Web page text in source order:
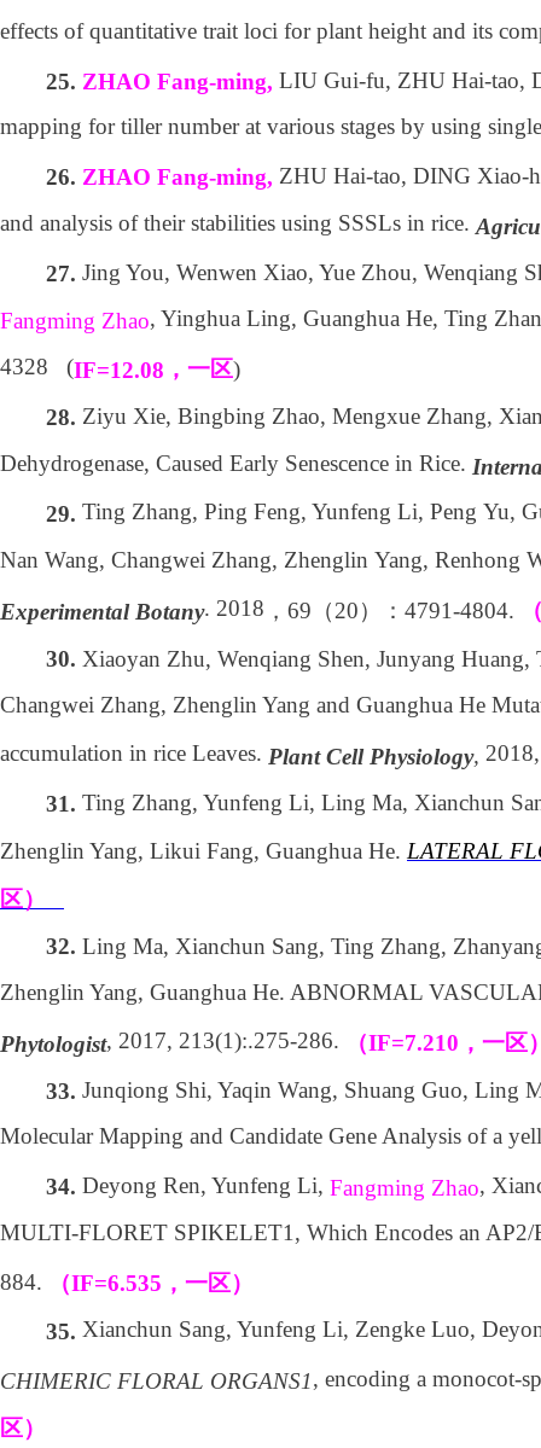
effects of quantitative trait loci for plant height and its
25. ZHAO Fang-ming, LIU Gui-fu, ZHU Hai-tao,
mapping for tiller number at various stages by using
26. ZHAO Fang-ming, ZHU Hai-tao, DING Xiao-
and analysis of their stabilities using SSSLs in rice.
27. Jing You, Wenwen Xiao, Yue Zhou, Wenqiang
Fangming Zhao, Yinghua Ling, Guanghua He, Ting
4328 (IF=12.08 ，一区)
28. Ziyu Xie, Bingbing Zhao, Mengxue Zhang,
Dehydrogenase, Caused Early Senescence in Rice.
29. Ting Zhang, Ping Feng, Yunfeng Li, Peng Yu,
Nan Wang, Changwei Zhang, Zhenglin Yang,
Experimental Botany. 2018 ， 69 （20）： 4791-4804.
30. Xiaoyan Zhu, Wenqiang Shen, Junyang
Changwei Zhang, Zhenglin Yang and Guanghua He
accumulation in rice Leaves. Plant Cell Physiology,
31. Ting Zhang, Yunfeng Li, Ling Ma, Xianchun
Zhenglin Yang, Likui Fang, Guanghua He. LATERAL
区）
32. Ling Ma, Xianchun Sang, Ting Zhang,
Zhenglin Yang, Guanghua He. ABNORMAL
Phytologist, 2017, 213(1):.275-286. （IF=7.210 ，一区
33. Junqiong Shi, Yaqin Wang, Shuang Guo, Ling
Molecular Mapping and Candidate Gene Analysis ofa
34. Deyong Ren, Yunfeng Li, Fangming Zhao,
MULTI-FLORET SPIKELET1, Which Encodes an AP2/
884.
（IF=6.535 ，一区）
35. Xianchun Sang, Yunfeng Li, Zengke Luo,
CHIMERIC FLORAL ORGANS1
, encoding a monocot-
区）